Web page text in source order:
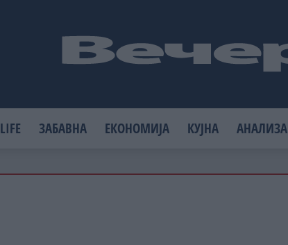
LIFE ЗАБАВНА ЕКОНОМИЈА КУЈНА АНАЛИЗА